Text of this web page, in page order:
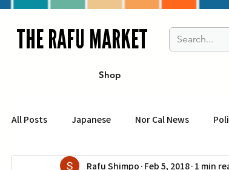
THE RAFU MARKET
Shop
All Posts Japanese Nor Cal News
Business Travel Food and Drink
Rafu Shimpo Feb 5, 2018 1 min